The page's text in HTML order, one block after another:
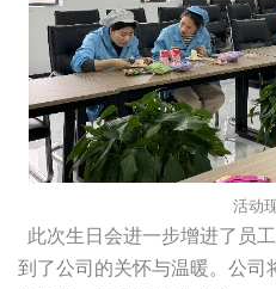
活动
此次生日会进一步增进了员
到了公司的关怀与温暖。公司